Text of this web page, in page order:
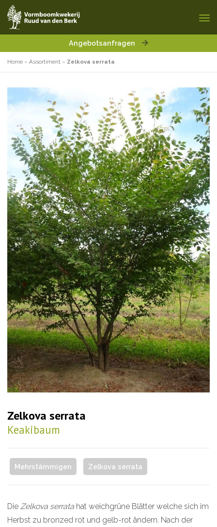
Angebotsanfragen
Home » Assortiment » Zelkova serrata
Zelkova serrata
Keakibaum
Mehrstämmigen Zelkova serrata
Die Zelkova serrata hat weichgrüne Blätter welche sich im
Herbst zu bronzed rot und gelb-rot ändern. Nach der